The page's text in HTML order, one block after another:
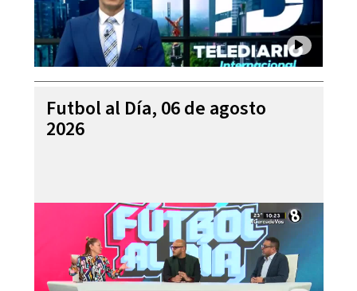
Futbol al Día, 06 de agosto
2026